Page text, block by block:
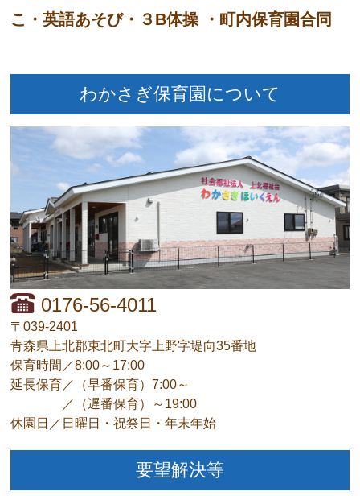
こ・英語あそび・３B体操 ・町内保育園合同
わかさぎ保育園について
0176-56-4011
〒039-2401
青森県上北郡東北町大字上野字堤向35番地
保育時間／8:00～17:00
延長保育／（早番保育）7:00～
／（遅番保育）～19:00
休園日／日曜日・祝祭日・年末年始
要望解決等